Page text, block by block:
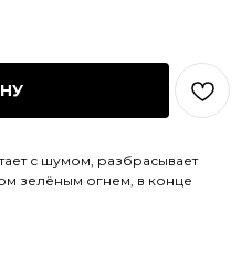
с шумом, разбрасывает
зелёным огнем, в конце